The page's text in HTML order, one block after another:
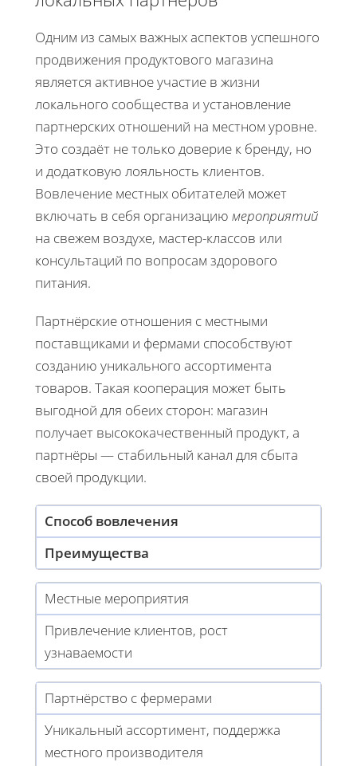
Одним из самых важных аспектов успешного
продвижения продуктового магазина
является активное участие в жизни
локального сообщества и установление
партнерских отношений на местном уровне.
Это создаёт не только доверие к бренду, но
и додатковую лояльность клиентов.
Вовлечение местных обитателей может
включать в себя организацию мероприятий
на свежем воздухе, мастер-классов или
консультаций по вопросам здорового
питания.
Партнёрские отношения с местными
поставщиками и фермами способствуют
созданию уникального ассортимента
товаров. Такая кооперация может быть
выгодной для обеих сторон: магазин
получает высококачественный продукт, а
партнёры — стабильный канал для сбыта
своей продукции.
Способ вовлечения
Преимущества
Местные мероприятия
Привлечение клиентов, рост
узнаваемости
Партнёрство с фермерами
Уникальный ассортимент, поддержка
местного производителя